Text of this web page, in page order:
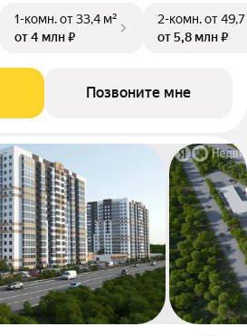
1-комн.от 33,4 м²
от 4 млн ₽
2-комн.от
от 5,8 млн ₽
Позвоните мне